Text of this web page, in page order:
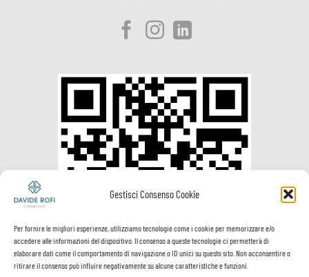
Gestisci Consenso Cookie
Per fornire le migliori esperienze, utilizziamo tecnologie come i cookie per memorizzare e/o
accedere alle informazioni del dispositivo. Il consenso a queste tecnologie ci permetterà di
elaborare dati come il comportamento di navigazione o ID unici su questo sito. Non acconsentire o
ritirare il consenso può influire negativamente su alcune caratteristiche e funzioni.